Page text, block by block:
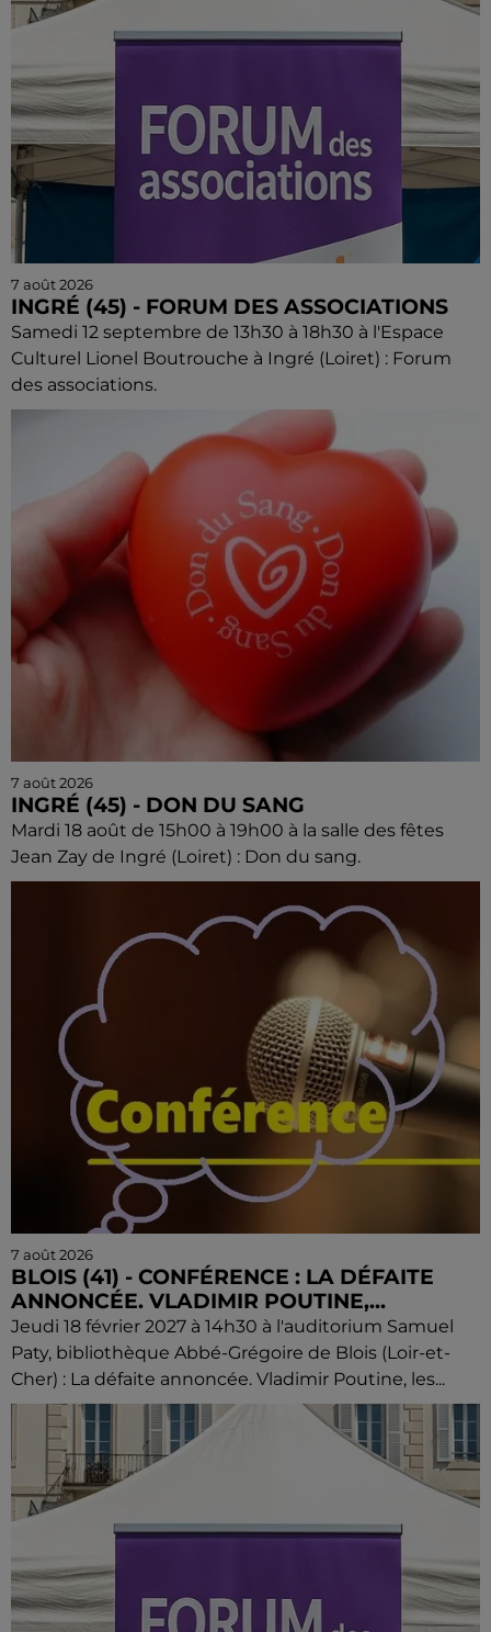
7 août 2026
INGRÉ (45) - FORUM DES ASSOCIATIONS
Samedi 12 septembre de 13h30 à 18h30 à l'Espace
Culturel Lionel Boutrouche à Ingré (Loiret) : Forum
des associations.
7 août 2026
INGRÉ (45) - DON DU SANG
Mardi 18 août de 15h00 à 19h00 à la salle des fêtes
Jean Zay de Ingré (Loiret) : Don du sang.
7 août 2026
BLOIS (41) - CONFÉRENCE : LA DÉFAITE
ANNONCÉE. VLADIMIR POUTINE,...
Jeudi 18 février 2027 à 14h30 à l'auditorium Samuel
Paty, bibliothèque Abbé-Grégoire de Blois (Loir-et-
Cher) : La défaite annoncée. Vladimir Poutine, les...